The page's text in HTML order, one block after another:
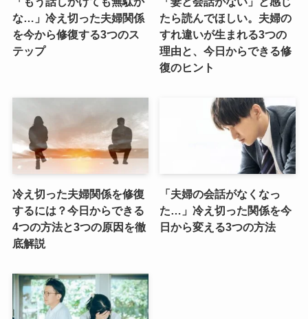
な…」冷え切った夫婦関係
を今から修復する3つのス
テップ
たら読んでほしい。夫婦の
すれ違いが生まれる3つの
理由と、今日からできる修
復のヒント
冷え切った夫婦関係を修復
するには？今日からできる
4つの方法と3つの原因を徹
底解説
「夫婦の会話がなくなっ
た…」冷え切った関係を今
日から変える3つの方法